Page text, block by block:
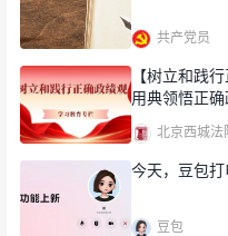
共产党员
【树立和践
用典领悟正
北京西城法
今天，豆包
豆包